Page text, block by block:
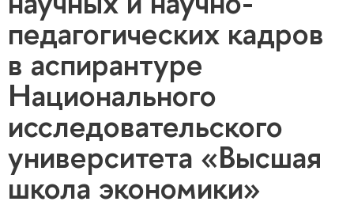
педагогических кадров
в аспирантуре
Национального
исследовательского
университета «Высшая
школа экономики»